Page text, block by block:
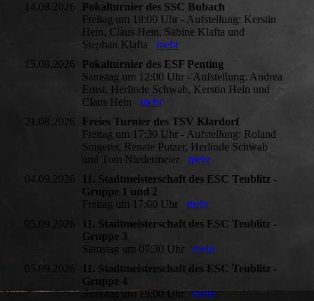
14.08.2026
Pokalturnier des SSC Bubach
Freitag um 18:00 Uhr - Aufstellung: Kerstin
Hein, Claus Hein, Sabine Klafta und
Stephan Klafta mehr
15.08.2026
Pokalturnier des ESF Penting
Samstag um 12:00 Uhr - Aufstellung: Andrea
Ernst, Herlinde Schwab, Kerstin Hein und
Claus Hein mehr
21.08.2026
Freies Turnier des TSV Klardorf
Freitag um 17:30 Uhr - Aufstellung: Roland
Singerer, Renate Putzer, Herlinde Schwab
und Tom Niedermeier mehr
04.09.2026
11. Stadtmeisterschaft des ESC Teublitz -
Gruppe 1 und 2
Freitag um 17:00 Uhr mehr
05.09.2026
11. Stadtmeisterschaft des ESC Teublitz -
Gruppe 3
Samstag um 07:30 Uhr mehr
05.09.2026
11. Stadtmeisterschaft des ESC Teublitz -
Gruppe 4
Samstag um 13:00 Uhrmehr